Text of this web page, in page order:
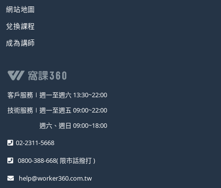
網站地圖
兌換課程
成為講師
客戶服務∣ 週一至週六 13:30~22:00
技術服務∣ 週一至週五 09:00~22:00
週六、週日 09:00~18:00
02-2311-5668
0800-388-668( 限市話撥打 )
help@worker360.com.tw